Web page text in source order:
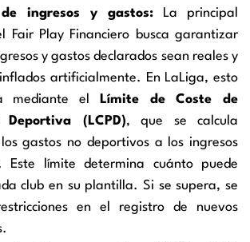
ingresos y gastos: La principal
Fair Play Financiero busca garantizar
y gastos declarados sean reales y
artificialmente. En LaLiga, esto
mediante el
Límite de Coste de
Deportiva (LCPD), que se calcula
gastos no deportivos a los ingresos
Este límite determina cuánto puede
club en su plantilla. Si se supera, se
en el registro de nuevos